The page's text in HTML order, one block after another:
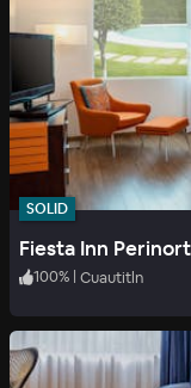
SOLID
Fiesta Inn
100% | Cuautitln